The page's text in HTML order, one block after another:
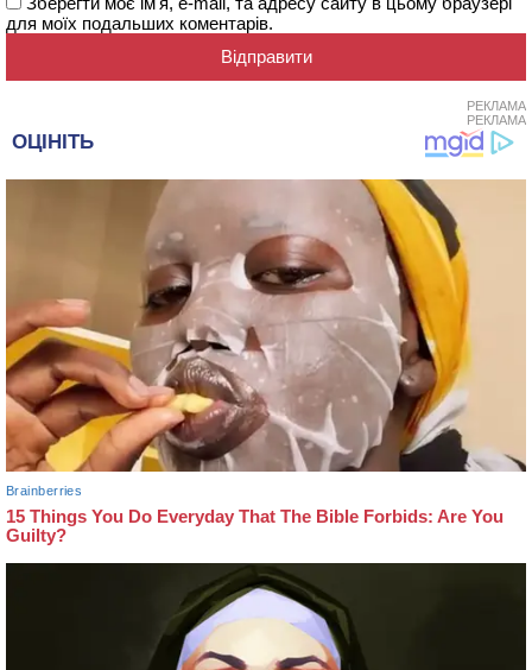
для моїх подальших коментарів.
РЕКЛАМА
РЕКЛАМА